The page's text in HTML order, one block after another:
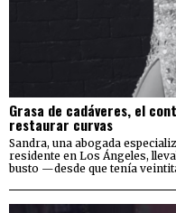
Grasa de cadáveres, el
restaurar curvas
Sandra, una abogada
residente en Los Ángeles,
busto —desde que tenía